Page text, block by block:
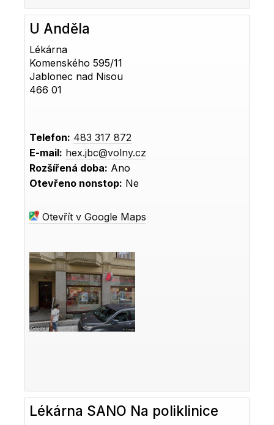
U Anděla
Lékárna
Komenského 595/11
Jablonec nad Nisou
466 01
Telefon: 483 317 872
E-mail: hex.jbc@volny.cz
Rozšířená doba: Ano
Otevřeno nonstop: Ne
Otevřít v Google Maps
Lékárna SANO Na poliklinice